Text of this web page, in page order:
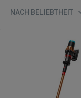
NACH BELIEBTHEIT